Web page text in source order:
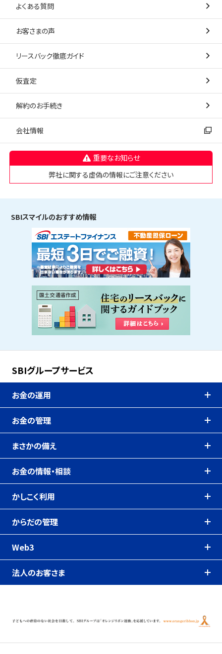
よくある質問
お客さまの声
リースバック徹底ガイド
仮査定
解約のお手続き
会社情報
重要なお知らせ
弊社に関する虚偽の情報にご注意ください
SBIスマイルのおすすめ情報
SBIグループサービス
お金の運用
お金の管理
まさかの備え
お金の情報・相談
かしこく利用
からだの管理
Web3
法人のお客さま